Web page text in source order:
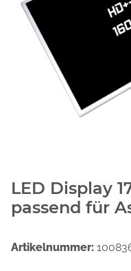
LED Display
passend für
Artikelnummer: